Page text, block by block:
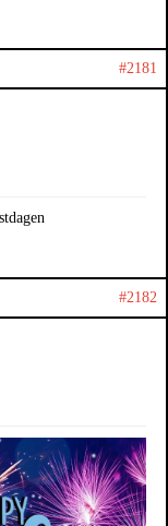
#2181
#2182